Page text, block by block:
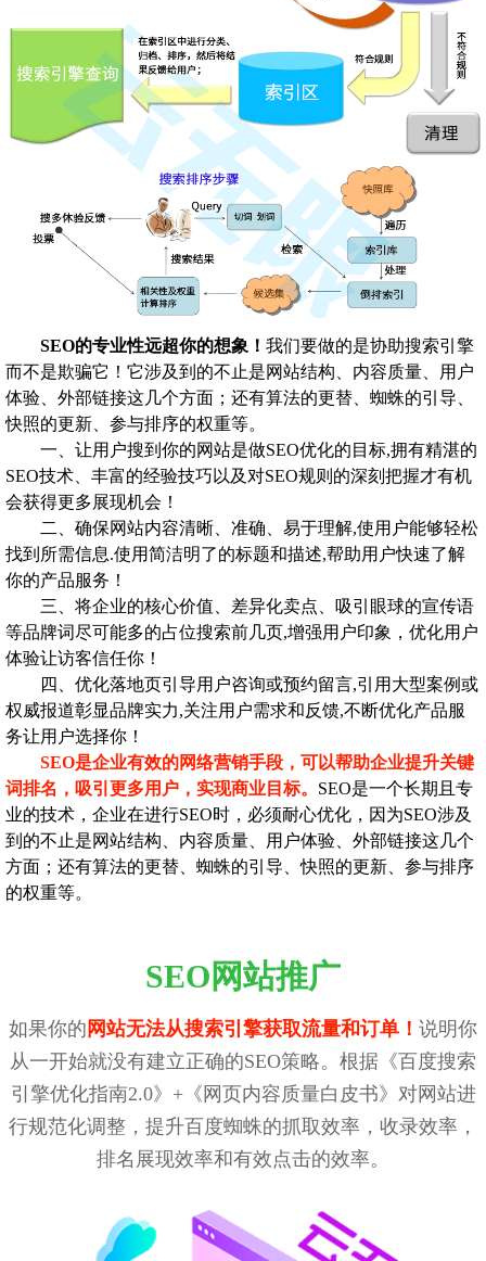
SEO的专业性远超你的想象！ 我们要做的是协助搜索引擎
而不是欺骗它！它涉及到的不止是网站结构、内容质量、用户
体验、外部链接这几个方面；还有算法的更替、蜘蛛的引导、
快照的更新、参与排序的权重等。
一、让用户搜到你的网站是做SEO优化的目标,拥有精湛的
SEO技术、丰富的经验技巧以及对SEO规则的深刻把握才有机
会获得更多展现机会！
二、确保网站内容清晰、准确、易于理解,使用户能够轻松
找到所需信息.使用简洁明了的标题和描述,帮助用户快速了解
你的产品服务！
三、将企业的核心价值、差异化卖点、吸引眼球的宣传语
等品牌词尽可能多的占位搜索前几页,增强用户印象，优化用户
体验让访客信任你！
四、优化落地页引导用户咨询或预约留言,引用大型案例或
权威报道彰显品牌实力,关注用户需求和反馈,不断优化产品服
务让用户选择你！
SEO是企业有效的网络营销手段，可以帮助企业提升关键
词排名，吸引更多用户，实现商业目标。 SEO是一个长期且专
业的技术，企业在进行SEO时，必须耐心优化，因为SEO涉及
到的不止是网站结构、内容质量、用户体验、外部链接这几个
方面；还有算法的更替、蜘蛛的引导、快照的更新、参与排序
的权重等。
SEO网站推广
如果你的 网站无法从搜索引擎获取流量和订单！ 说明你
从一开始就没有建立正确的SEO策略。根据《百度搜索
引擎优化指南2.0》+《网页内容质量白皮书》对网站进
行规范化调整，提升百度蜘蛛的抓取效率，收录效率，
排名展现效率和有效点击的效率。